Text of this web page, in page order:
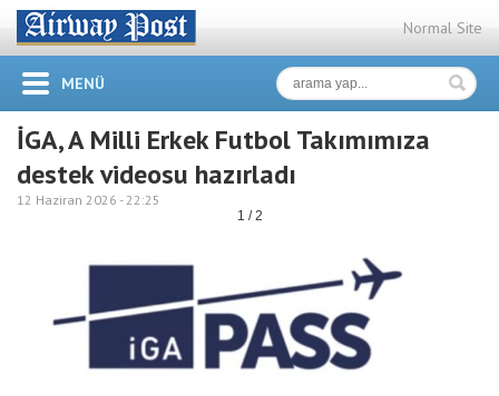
Normal Site
MENÜ
İGA, A Milli Erkek Futbol Takımımıza
destek videosu hazırladı
12 Haziran 2026 -22:25
1 / 2